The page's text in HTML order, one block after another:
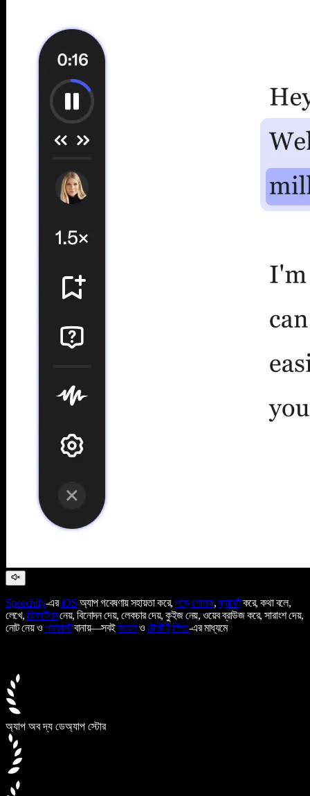
Speechify-এরiOS অ্যাপ গবেষণায় সহায়তা করে, পড়ে শোনায়,ন্যারেটকরে, কথা বলে,
লেখে, ডিকটেশননেয়, বিনোদন দেয়, লেকচার দেয়, কুইজ নেয়, ওয়েব ব্রাউজ করে, সারাংশ দেয়,
নোট নেয় ও পডকাস্টবানায়—সবইভয়েসও টেক্সট টু স্পিচ-এর মাধ্যমে
অ্যাপ অব দ্য ডেঅ্যাপ স্টোর